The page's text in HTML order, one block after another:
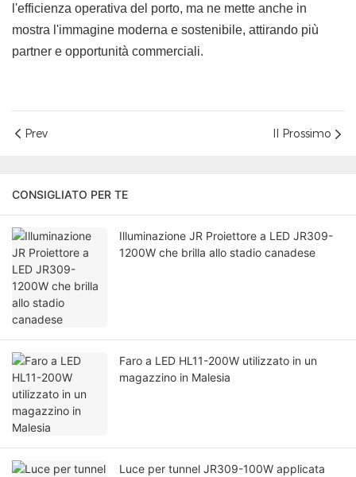
l'efficienza operativa del porto, ma ne mette anche in
mostra l'immagine moderna e sostenibile, attirando più
partner e opportunità commerciali.
Prev Il Prossimo
CONSIGLIATO PER TE
Illuminazione JR Proiettore a LED JR309-
1200W che brilla allo stadio canadese
Faro a LED HL11-200W utilizzato in un
magazzino in Malesia
Luce per tunnel JR309-100W applicata